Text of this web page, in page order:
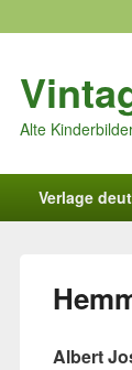
Alte
Verlage
Albert